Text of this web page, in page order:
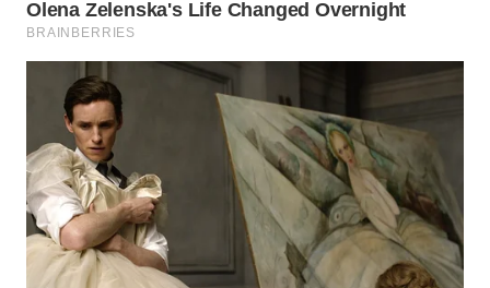
WN
BEKASI
WN
BOGOR
WN
DEPOK
WN
TAPANULI